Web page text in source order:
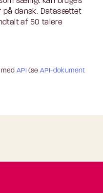
på dansk. Datasættet
af 50 talere
API (seAPI-dokument